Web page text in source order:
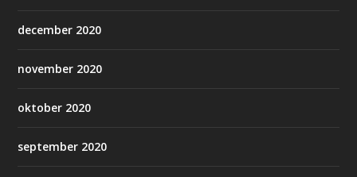
december 2020
november 2020
oktober 2020
september 2020